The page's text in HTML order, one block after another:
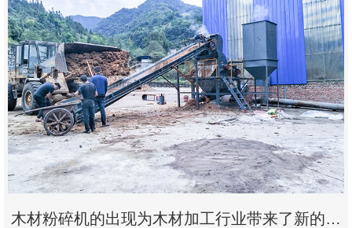
木材粉碎机的出现为木材加工行业带来了新的变